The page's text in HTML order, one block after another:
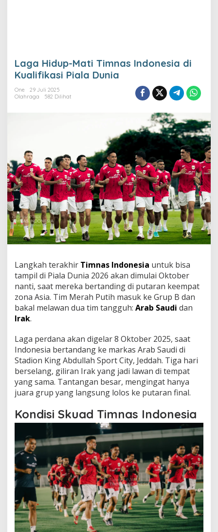
Laga Hidup-Mati Timnas Indonesia di
Kualifikasi Piala Dunia
One
29 Juli 2025
Olahraga
582 Dilihat
Langkah terakhir Timnas Indonesia untuk bisa
tampil di Piala Dunia 2026 akan dimulai Oktober
nanti, saat mereka bertanding di putaran keempat
zona Asia. Tim Merah Putih masuk ke Grup B dan
bakal melawan dua tim tangguh: Arab Saudi dan
Irak.
Laga perdana akan digelar 8 Oktober 2025, saat
Indonesia bertandang ke markas Arab Saudi di
Stadion King Abdullah Sport City, Jeddah. Tiga hari
berselang, giliran Irak yang jadi lawan di tempat
yang sama. Tantangan besar, mengingat hanya
juara grup yang langsung lolos ke putaran final.
Kondisi Skuad Timnas Indonesia